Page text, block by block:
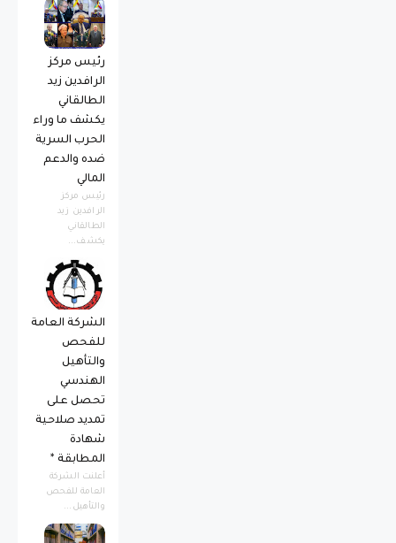
رئيس مركز
الرافدين زيد
الطالقاني
يكشف ما وراء
الحرب السرية
ضده والدعم
المالي
رئيس مركز
الرافدين زيد
الطالقاني
يكشف...
الشركة العامة
للفحص
والتأهيل
الهندسي
تحصل على
تمديد صلاحية
شهادة
المطابقة *
أعلنت الشركة
العامة للفحص
والتأهيل...